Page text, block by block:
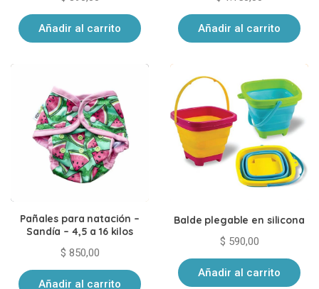
Añadir al carrito Añadir al carrito
Pañales para natación –
Sandía – 4,5 a 16 kilos
$ 850,00
Añadir al carrito
Balde plegable en silicona
$ 590,00
Añadir al carrito